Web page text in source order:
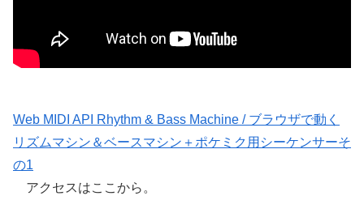
Web MIDI API Rhythm & Bass Machine / ブラウザで動く
リズムマシン＆ベースマシン＋ポケミク用シーケンサーそ
の1
アクセスはここから。